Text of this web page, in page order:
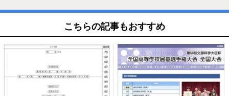
こちらの記事もおすすめ